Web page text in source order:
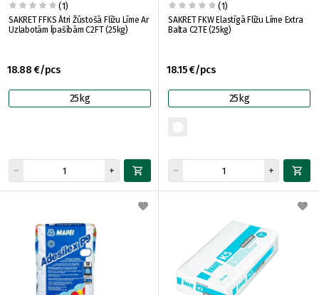
(1)
SAKRET FFKS Ātri Žūstošā Flīžu Līme Ar
Uzlabotām Īpašībām C2FT (25kg)
18.88 €/pcs
25kg
(1)
SAKRET FKW Elastīgā Flīžu Līme Extra
Balta C2TE (25kg)
18.15 €/pcs
25kg